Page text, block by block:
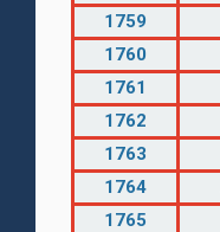
1759
1760
1761
1762
1763
1764
1765